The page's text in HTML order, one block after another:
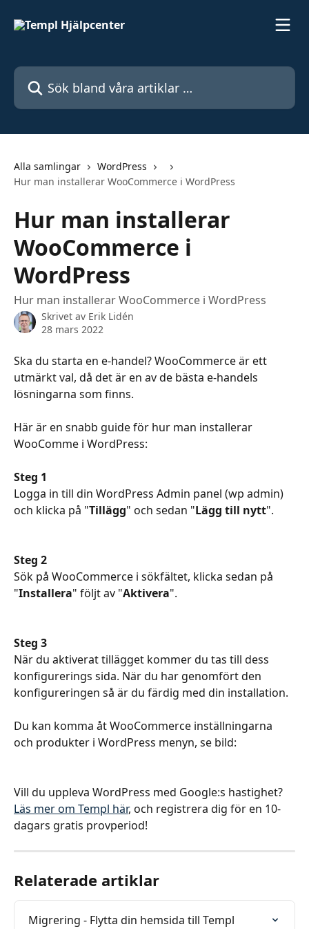
Sök bland våra artiklar …
Alla samlingar
WordPress
Hur man installerar WooCommerce i WordPress
Hur man installerar
WooCommerce i
WordPress
Hur man installerar WooCommerce i WordPress
Skrivet av Erik Lidén
28 mars 2022
Ska du starta en e-handel? WooCommerce är ett
utmärkt val, då det är en av de bästa e-handels
lösningarna som finns.
Här är en snabb guide för hur man installerar
WooComme i WordPress:
Steg 1
Logga in till din WordPress Admin panel (wp admin)
och klicka på "Tillägg" och sedan "Lägg till nytt".
Steg 2
Sök på WooCommerce i sökfältet, klicka sedan på
"Installera" följt av "Aktivera".
Steg 3
När du aktiverat tillägget kommer du tas till dess
konfigurerings sida. När du har genomfört den
konfigureringen så är du färdig med din installation.
Du kan komma åt WooCommerce inställningarna
och produkter i WordPress menyn, se bild:
Vill du uppleva WordPress med Google:s hastighet?
Läs mer om Templ här, och registrera dig för en 10-
dagars gratis provperiod!
Relaterade artiklar
Migrering - Flytta din hemsida till Templ